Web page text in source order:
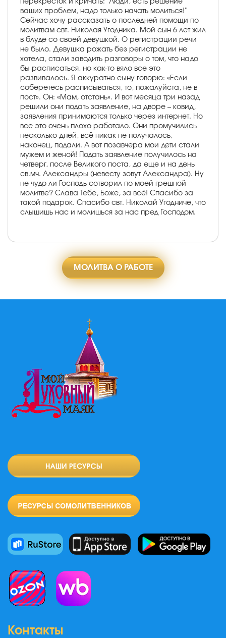
перекрёсток и кричать: "Люди, есть решение
ваших проблем, надо только начать молиться!"
Сейчас хочу рассказать о последней помощи по
молитвам свт. Николая Угодника. Мой сын 6 лет жил
в блуде со своей девушкой. О регистрации речи
не было. Девушка рожать без регистрации не
хотела, стали заводить разговоры о том, что надо
бы расписаться, но как-то вяло все это
развивалось. Я аккуратно сыну говорю: «Если
соберетесь расписываться, то, пожалуйста, не в
пост». Он: «Мам, отстань». И вот месяца три назад
решили они подать заявление, на дворе – ковид,
заявления принимаются только через интернет. Но
все это очень плохо работало. Они промучились
несколько дней, всё никак не получалось,
наконец, подали. А вот позавчера мои дети стали
мужем и женой! Подать заявление получилось на
четверг, после Великого поста, да еще и на день
св.мч. Александры (невесту зовут Александра). Ну
не чудо ли Господь сотворил по моей грешной
молитве? Слава Тебе, Боже, за всё! Спасибо за
такой подарок. Спасибо свт. Николай Угодниче, что
слышишь нас и молишься за нас пред Господом.
МОЛИТВА О РАБОТЕ
Контакты